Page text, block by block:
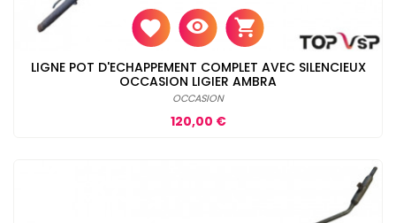
LIGNE POT D'ECHAPPEMENT COMPLET AVEC SILENCIEUX
OCCASION LIGIER AMBRA
OCCASION
Prix
120,00 €